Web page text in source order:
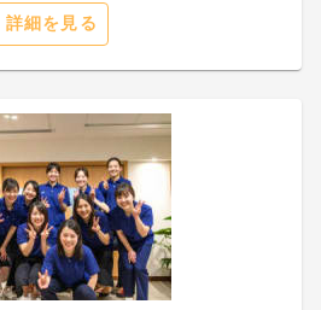
詳細を見る